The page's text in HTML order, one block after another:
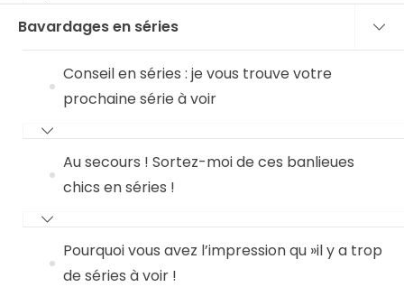
Bavardages en séries
Conseil en séries : je vous trouve votre
prochaine série à voir
Au secours ! Sortez-moi de ces banlieues
chics en séries !
Pourquoi vous avez l’impression qu »il y a trop
de séries à voir !